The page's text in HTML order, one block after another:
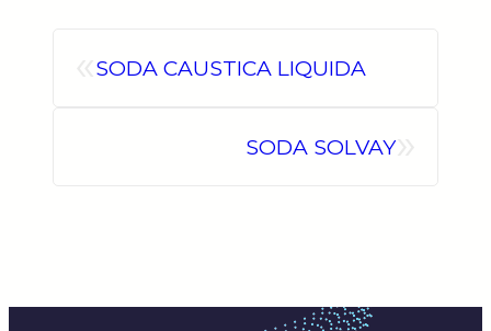
SODA CAUSTICA LIQUIDA
SODA SOLVAY